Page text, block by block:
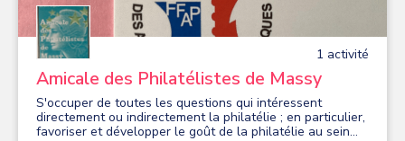
1 activité
Amicale des Philatélistes de Massy
S'occuper de toutes les questions qui intéressent
directement ou indirectement la philatélie ; en particulier,
favoriser et développer le goût de la philatélie au sein